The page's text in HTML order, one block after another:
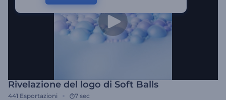
Rivelazione del logo di Soft Balls
441 Esportazioni 7 sec